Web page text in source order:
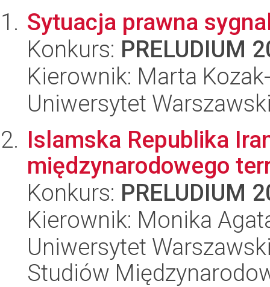
Sytuacja prawna
Konkurs: PRELUDIUM
Kierownik: Marta
Uniwersytet
Islamska Republika
międzynarodowego
Konkurs: PRELUDIUM
Kierownik: Monika
Uniwersytet
Studiów